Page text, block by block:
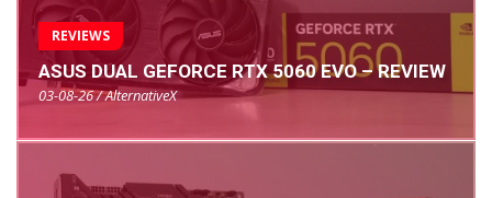
REVIEWS
ASUS DUAL GEFORCE RTX 5060 EVO – REVIEW
03-08-26 / AlternativeX